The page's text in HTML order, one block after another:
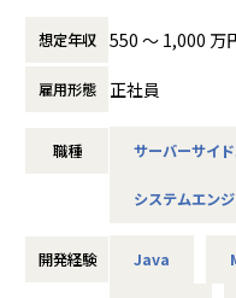
・研究〜設計〜運用まで一
役割も選択可能
とに継続改善できる土壌あ
■エフアンドエムネット株
略を掲げ働き方改革を推進
ユーザーの声を受け止め
装・運用まで一貫して関わ
サービスごとに開発チーム
応じて配属を決定しています
以下のような環境で、技術
・モダンな技術選定（
想定年収 550 〜 1,000 万
雇用形態 正社員
職種 サーバーサイ
システムエン
開発経験 Java